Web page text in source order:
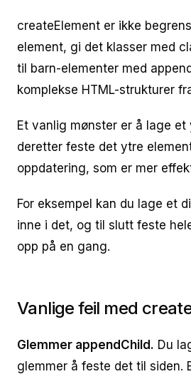
createElement er ikke
element, gi det klasser med
til barn-elementer med
komplekse HTML-strukturer
Et vanlig mønster er å lage
deretter feste det ytre
oppdatering, som er mer
For eksempel kan du lage et
inne i det, og til slutt feste
opp på en gang.
Vanlige feil med
Glemmer appendChild. Du
glemmer å feste det til siden.